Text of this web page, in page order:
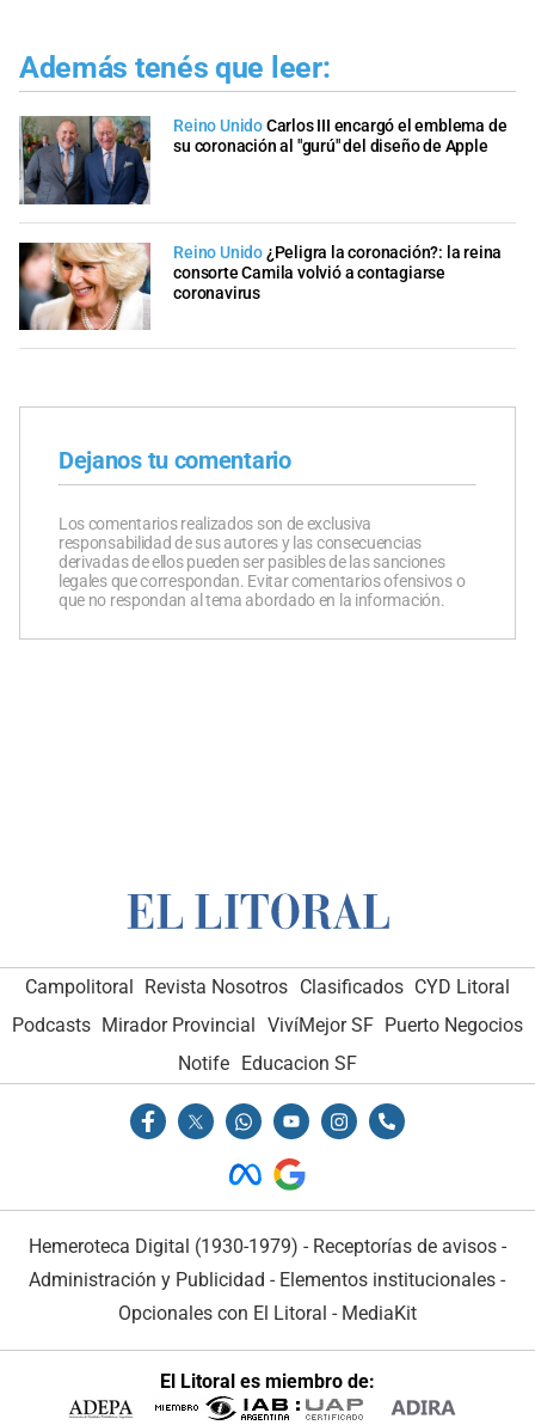
Además tenés que leer:
Reino UnidoCarlos III encargó el emblema de
su coronación al "gurú" del diseño de Apple
Reino Unido¿Peligra la coronación?: la reina
consorte Camila volvió a contagiarse
coronavirus
Dejanos tu comentario
Los comentarios realizados son de exclusiva
responsabilidad de sus autores y las consecuencias
derivadas de ellos pueden ser pasibles de las sanciones
legales que correspondan. Evitar comentarios ofensivos o
que no respondan al tema abordado en la información.
Campolitoral Revista Nosotros Clasificados CYD Litoral
Podcasts Mirador Provincial VivíMejor SF Puerto Negocios
Notife Educacion SF
Hemeroteca Digital (1930-1979) - Receptorías de avisos -
Administración y Publicidad - Elementos institucionales -
Opcionales con El Litoral - MediaKit
El Litoral es miembro de: